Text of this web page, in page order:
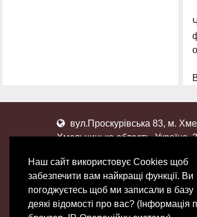
Наш сайт використовує Сookies щоб
забезпечити вам найкращі функції. Ви
погоджуєтесь щоб ми записали в базу
деякі відомості про вас? (Інформація
вул.Проскурівська 83, м.
Хмельницька область, Україна,
inbox@hoctm.km.ua